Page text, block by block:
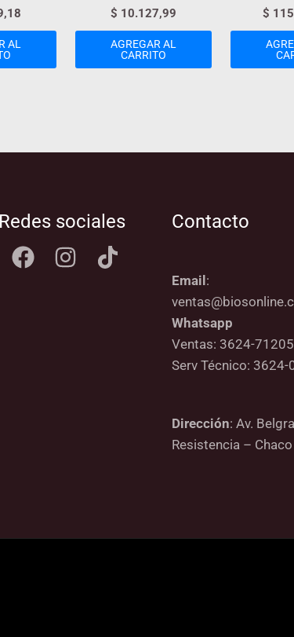
AL
$ 10.127,99
AGREGAR AL
CARRITO
$
Redes sociales Contacto
Email:
Whatsapp
Ventas: 3624-
Serv Técnico: 3624-
Dirección: Av.
Resistencia – Chaco